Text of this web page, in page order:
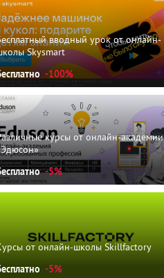
вводный урок от онлайн-
Skysmart
-100%
курсы от онлайн-академии
-5%
от онлайн-школы Skillfactory
-5%